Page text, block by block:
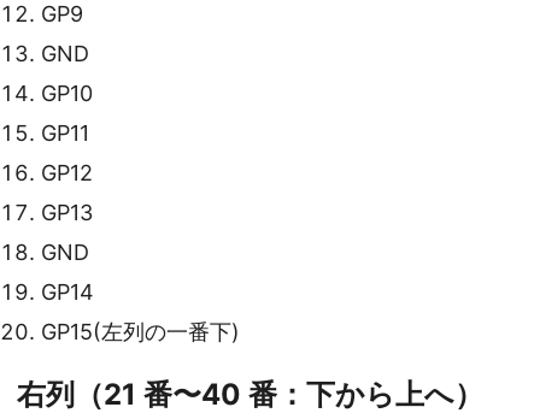
GP9
GND
GP10
GP11
GP12
GP13
GND
GP14
GP15(左列の一番下)
右列（21 番〜40 番：下から上へ）